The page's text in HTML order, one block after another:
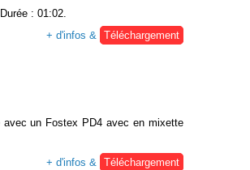
: 01:02.
+ d'infos & Téléchargement
avec un Fostex PD4 avec en mixette
+ d'infos & Téléchargement